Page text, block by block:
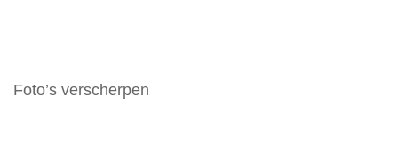
Foto’s verscherpen